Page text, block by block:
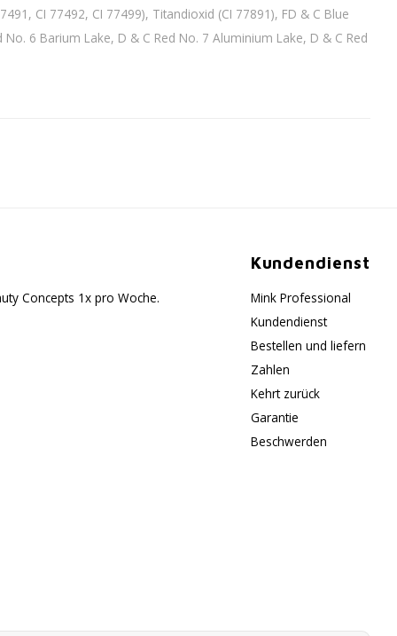
CI 77492, CI 77499), Titandioxid (CI 77891), FD & C Blue
6 Barium Lake, D & C Red No. 7 Aluminium Lake, D & C Red
Concepts 1x pro Woche.
Kundendienst
Mink Professional
Kundendienst
Bestellen und liefern
Zahlen
Kehrt zurück
Garantie
Beschwerden